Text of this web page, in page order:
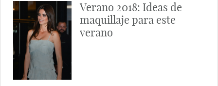
Verano 2018: Ideas de
maquillaje para este
verano